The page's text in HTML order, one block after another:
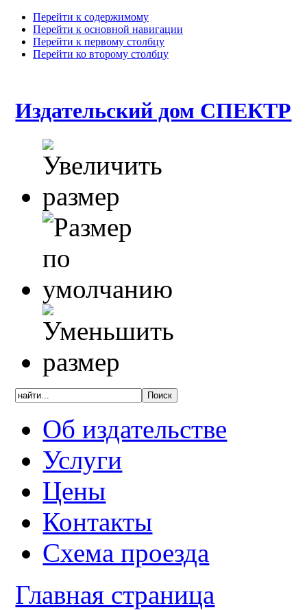
Перейти к содержимому
Перейти к основной навигации
Перейти к первому столбцу
Перейти ко второму столбцу
Издательский дом СПЕКТР
Об издательстве
Услуги
Цены
Контакты
Схема проезда
Главная страница